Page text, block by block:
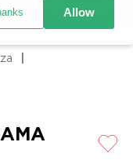
Crédito Castillo
Allow